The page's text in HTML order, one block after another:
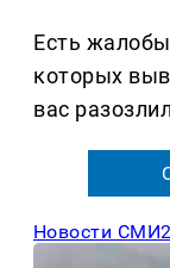
Есть
которых
вас
Новости СМИ2